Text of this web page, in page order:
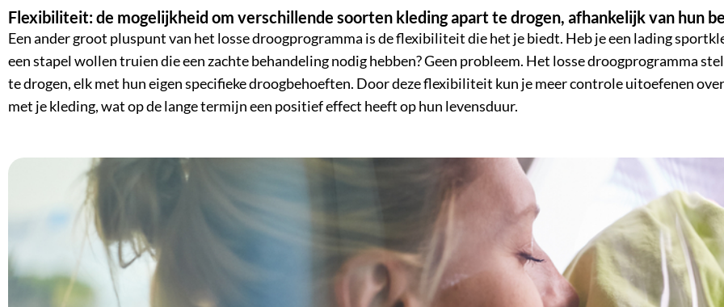
Flexibiliteit: de mogelijkheid om verschillende soorten kleding apart te drogen, afhankelijk van hun
Een ander groot pluspunt van het losse droogprogramma is de flexibiliteit die het je biedt. Heb je een lading
een stapel wollen truien die een zachte behandeling nodig hebben? Geen probleem. Het losse droogprogramma
te drogen, elk met hun eigen specifieke droogbehoeften. Door deze flexibiliteit kun je meer controle uitoefenen
met je kleding, wat op de lange termijn een positief effect heeft op hun levensduur.